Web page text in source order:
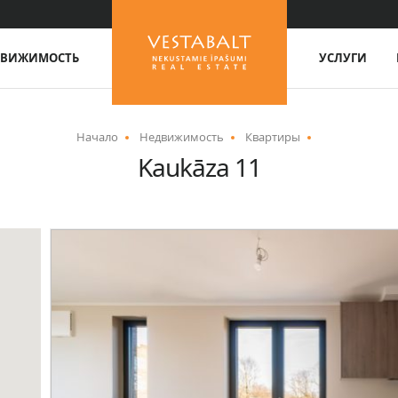
УСЛУГИ
Начало Недвижимость Квартиры
Kaukāza 11